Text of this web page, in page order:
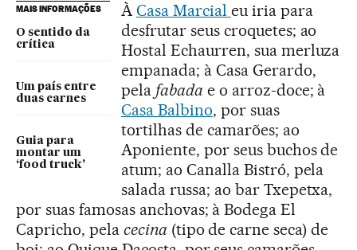
MAIS INFORMAÇÕES
O sentido da
crítica
Um país entre
duas carnes
Guia para
montar um
‘food truck’
ÀCasa Marcial eu iria para
desfrutar seus croquetes; ao
Hostal Echaurren, sua merluza
empanada; à Casa Gerardo,
pela fabada e o arroz-doce; à
Casa Balbino, por suas
tortilhas de camarões; ao
Aponiente, por seus buchos de
atum; ao Canalla Bistró, pela
salada russa; ao bar Txepetxa,
por suas famosas anchovas; à Bodega El
Capricho, pela cecina (tipo de carne seca) de